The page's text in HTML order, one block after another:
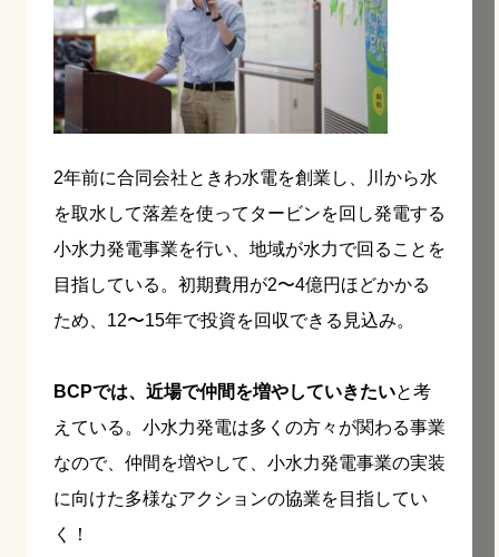
2年前に合同会社ときわ水電を創業し、川から水
を取水して落差を使ってタービンを回し発電する
小水力発電事業を行い、地域が水力で回ることを
目指している。初期費用が2〜4億円ほどかかる
ため、12〜15年で投資を回収できる見込み。
BCPでは、近場で仲間を増やしていきたいと考
えている。小水力発電は多くの方々が関わる事業
なので、仲間を増やして、小水力発電事業の実装
に向けた多様なアクションの協業を目指してい
く！